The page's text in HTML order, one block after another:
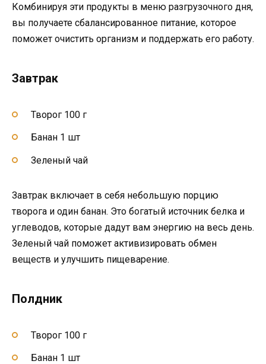
Комбинируя эти продукты в меню разгрузочного дня,
вы получаете сбалансированное питание, которое
поможет очистить организм и поддержать его работу.
Завтрак
Творог 100 г
Банан 1 шт
Зеленый чай
Завтрак включает в себя небольшую порцию
творога и один банан. Это богатый источник белка и
углеводов, которые дадут вам энергию на весь день.
Зеленый чай поможет активизировать обмен
веществ и улучшить пищеварение.
Полдник
Творог 100 г
Банан 1 шт